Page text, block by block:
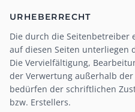
URHEBERRECHT
Die durch die Seitenbetreiber
auf diesen Seiten unterliegen
Die Vervielfältigung,
der Verwertung außerhalb
bedürfen der schriftlichen
bzw. Erstellers.